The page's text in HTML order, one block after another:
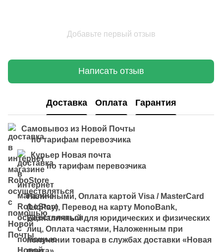
Добавьте первый отзыв
Написать отзыв
Доставка Оплата Гарантия
Самовывоз из Новой Почты
по тарифам перевозчика
Курьер Новая почта
по тарифам перевозчика
Наличными, Оплата картой Visa / MasterCard
(LiqPay), Перевод на карту MonoBank,
Безналичный для юридических и физических
лиц, Оплата частями, Наложенным при
получении товара в службах доставки «Новая